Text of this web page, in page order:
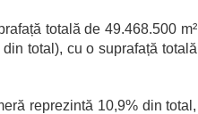
totală de 49.468.500 m²
total), cu o suprafață totală
reprezintă 10,9% din total,